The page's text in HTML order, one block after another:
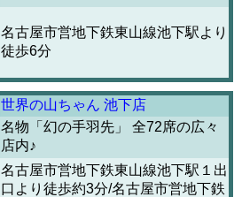
名古屋市営地下鉄東山線池下駅より
徒歩6分
世界の山ちゃん 池下店
名物「幻の手羽先」 全72席の広々
店内♪
名古屋市営地下鉄東山線池下駅１出
口より徒歩約3分/名古屋市営地下鉄